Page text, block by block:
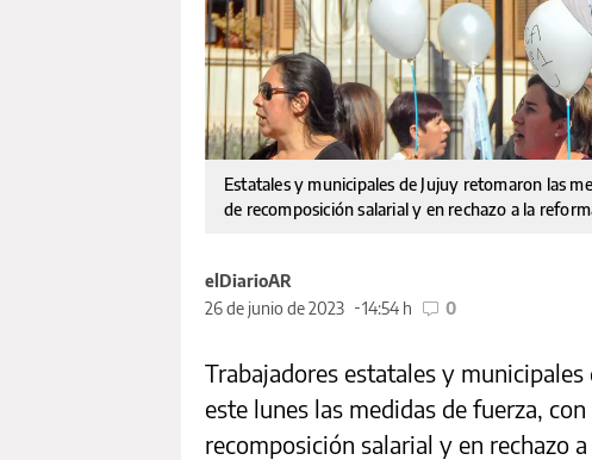
Estatales y municipales de Jujuy retomaron las
de recomposición salarial y en rechazo a la
elDiarioAR
26 de junio de 2023
14:54 h 0
Trabajadores estatales y
este lunes las medidas de fuerza,
recomposición salarial y en rechazo